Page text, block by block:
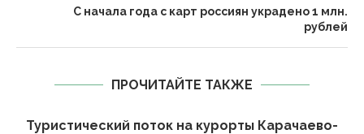
С начала года с карт россиян украдено 1 млн.
рублей
ПРОЧИТАЙТЕ ТАКЖЕ
Туристический поток на курорты Карачаево-